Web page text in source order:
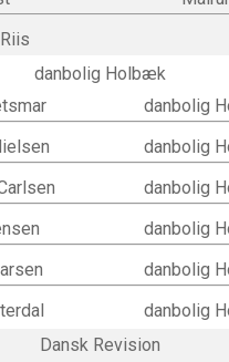
danbolig Holbæk
danbolig
danbolig
danbolig
danbolig
danbolig
danbolig
Dansk Revision